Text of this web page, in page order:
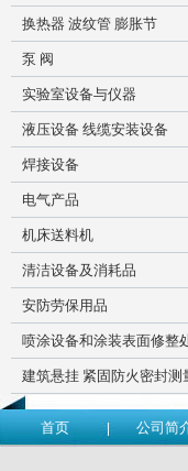
换热器 波纹管 膨胀节
泵 阀
实验室设备与仪器
液压设备 线缆安装设备
焊接设备
电气产品
机床送料机
清洁设备及消耗品
安防劳保用品
喷涂设备和涂装表面修整
建筑悬挂 紧固防火密封测
首页 公司简